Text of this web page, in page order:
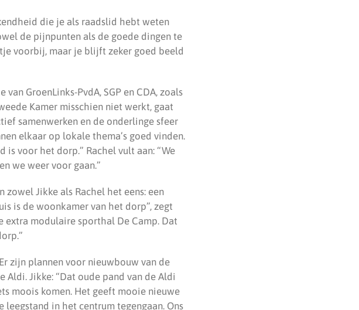
die je als raadslid hebt weten
de pijnpunten als de goede dingen te
voorbij, maar je blijft zeker goed beeld
GroenLinks-PvdA, SGP en CDA, zoals
Kamer misschien niet werkt, gaat
samenwerken en de onderlinge sfeer
elkaar op lokale thema’s goed vinden.
voor het dorp.” Rachel vult aan: “We
we weer voor gaan.”
Jikke als Rachel het eens: een
is de woonkamer van het dorp”, zegt
extra modulaire sporthal De Camp. Dat
zijn plannen voor nieuwbouw van de
Jikke: “Dat oude pand van de Aldi
moois komen. Het geeft mooie nieuwe
in het centrum tegengaan. Ons